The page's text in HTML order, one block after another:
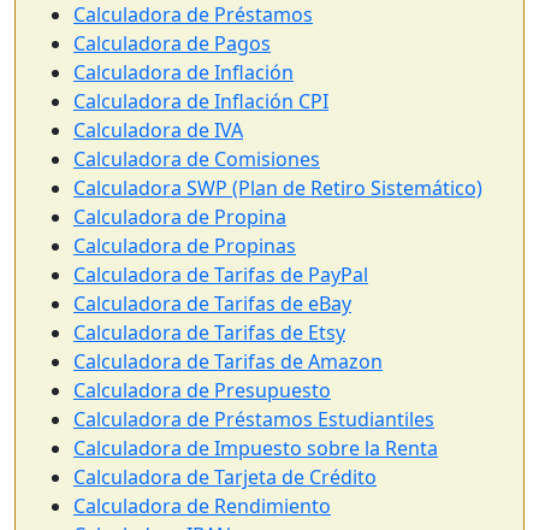
Calculadora de Préstamos
Calculadora de Pagos
Calculadora de Inflación
Calculadora de Inflación CPI
Calculadora de IVA
Calculadora de Comisiones
Calculadora SWP (Plan de Retiro Sistemático)
Calculadora de Propina
Calculadora de Propinas
Calculadora de Tarifas de PayPal
Calculadora de Tarifas de eBay
Calculadora de Tarifas de Etsy
Calculadora de Tarifas de Amazon
Calculadora de Presupuesto
Calculadora de Préstamos Estudiantiles
Calculadora de Impuesto sobre la Renta
Calculadora de Tarjeta de Crédito
Calculadora de Rendimiento